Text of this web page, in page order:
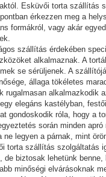
Esküvői torta szállítás
érkezzen meg a
formákról, vagy akár
szállítás érdekében
alkalmaznak. A
se sérüljenek. A
állaga tökéletes
rugalmasan alkalmazkodik
elegáns kastélyban,
gondoskodik róla, hogy a
során minden
ne legyen a párnak, mint
torta szállítás szolgáltatás
de biztosak lehetünk
minőségi elvárásoknak